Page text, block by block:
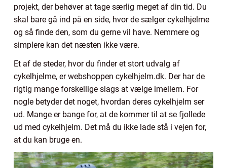
projekt, der behøver at tage særlig meget af din tid. Du
skal bare gå ind på en side, hvor de sælger cykelhjelme
og så finde den, som du gerne vil have. Nemmere og
simplere kan det næsten ikke være.
Et af de steder, hvor du finder et stort udvalg af
cykelhjelme, er webshoppen cykelhjelm.dk. Der har de
rigtig mange forskellige slags at vælge imellem. For
nogle betyder det noget, hvordan deres cykelhjelm ser
ud. Mange er bange for, at de kommer til at se fjollede
ud med cykelhjelm. Det må du ikke lade stå i vejen for,
at du kan bruge en.